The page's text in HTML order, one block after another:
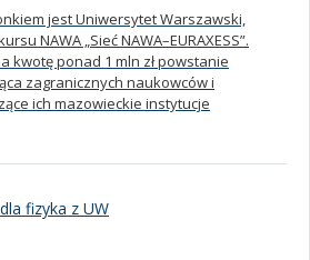
jest Uniwersytet Warszawski,
NAWA „Sieć NAWA–EURAXESS”.
kwotę ponad 1 mln zł powstanie
zagranicznych naukowców i
ich mazowieckie instytucje
fizyka z UW